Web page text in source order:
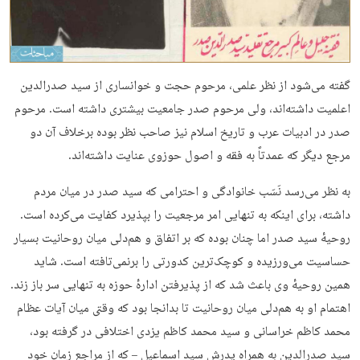
گفته می‌شود از نظر علمی، مرحوم حجت و خوانساری از سید صدرالدین
اعلمیت داشته‌اند، ولی مرحوم صدر جامعیت بیشتری داشته است. مرحوم
صدر در ادبیات عرب و تاریخ اسلام نیز صاحب نظر بوده برخلاف آن دو
مرجع دیگر که عمدتاً به فقه و اصول حوزوی عنایت داشته‌اند.
به نظر می‌رسد نَسَب خانوادگی و احترامی که سید صدر در میان مردم
داشته، برای اینکه به تنهایی امر مرجعیت را بپذیرد کفایت می‌کرده است.
روحیهٔ سید صدر اما چنان بوده که بر اتفاق و هم‌دلی میان روحانیت بسیار
حساسیت می‌ورزیده و کوچک‌ترین کدورتی را برنمی‌تافته است. شاید
همین روحیهٔ وی باعث شد که از پذیرفتن ادارهٔ حوزه به تنهایی سر باز زند.
اهتمام او به هم‌دلی میان روحانیت تا بدانجا بود که وقتی میان آیات عظام
محمد کاظم خراسانی و سید محمد کاظم یزدی اختلافی در گرفته بود،